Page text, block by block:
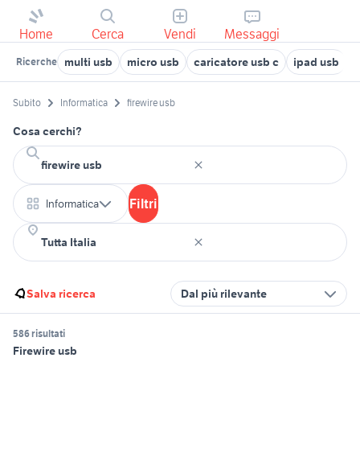
Home Cerca Vendi Messaggi
Ricerche multi usb micro usb caricatore usb c ipad usb
Subito Informatica firewire usb
Cosa cerchi?
Informatica Filtri
Salva ricerca Dal più rilevante
586 risultati
Firewire usb